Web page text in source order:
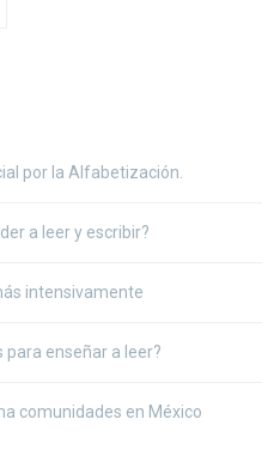
por la Alfabetización.
a leer y escribir?
intensivamente
para enseñar a leer?
comunidades en México